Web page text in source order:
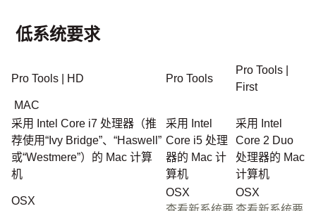
低系统要求
Pro Tools | HD Pro Tools
Pro Tools |
First
MAC
采用 Intel Core i7 处理器（推
荐使用“Ivy Bridge”、“Haswell”
或“Westmere”）的 Mac 计算
机
采用 Intel
Core i5 处理
器的 Mac 计
算机
采用 Intel
Core 2 Duo
处理器的 Mac
计算机
OSX
OSX
OSX